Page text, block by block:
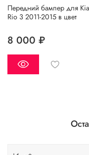
Передний бампер для Kia
Rio 3 2011-2015 в цвет
8 000 ₽